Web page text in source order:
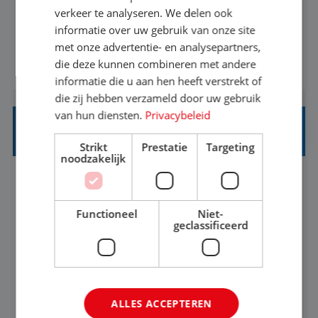
eenoudergezinnen én singles de meest
onvergetelijke vakanties van hun leven, hoe gaaf
is dat? Ben jij de commerciële professional die
net zo goed thuis is in een onderhandeling als op
verkenning bij een nieuwe accommodatie ergens
in Europa? Dan is dit jouw kans. A...
BEKIJK VACATURE
INKOPER VAKANTIES
33-36 uur MBO
Jij vindt de mooiste plekjes ter wereld en geeft
eenoudergezinnen én singles de meest
onvergetelijke vakanties van hun leven, hoe gaaf
is dat? Ben jij de commerciële professional die
net zo goed thuis is in een onderhandeling als op
BEKIJK VACATURE
verkeer te analyseren. We delen ook
informatie over uw gebruik van onze site
met onze advertentie- en analysepartners,
die deze kunnen combineren met andere
informatie die u aan hen heeft verstrekt of
die zij hebben verzameld door uw gebruik
van hun diensten. Privacybeleid
Strikt
noodzakelijk
Prestatie Targeting
Functioneel
Niet-
geclassificeerd
ALLES ACCEPTEREN